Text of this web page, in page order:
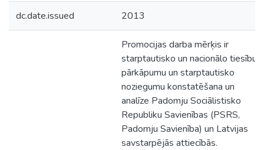
dc.date.issued 2013
Promocijas darba mērķis ir
starptautisko un nacionālo tiesību
pārkāpumu un starptautisko
noziegumu konstatēšana un
analīze Padomju Sociālistisko
Republiku Savienības (PSRS,
Padomju Savienība) un Latvijas
savstarpējās attiecībās.